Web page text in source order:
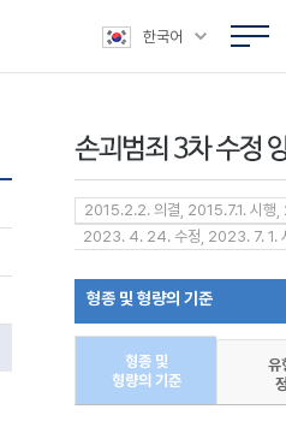
한국어
2015.2.2. 의결, 2015.7.1. 시
2023. 4. 24. 수정, 2023. 7. 1.
형종 및 형량의 기준
형종 및
형량의 기준
유